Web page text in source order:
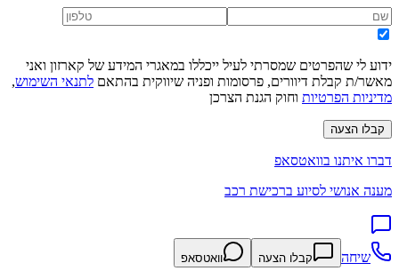
ידוע לי שהפרטים שמסרתי לעיל ייכללו במאגרי המידע של קארזון ואני
מאשר/ת קבלת דיוורים, פרסומות ופניה שיווקית בהתאם לתנאי השימוש,
מדיניות הפרטיות וחוק הגנת הצרכן
קבלו הצעה
דברו איתנו בוואטסאפ
מענה אנושי לסיוע ברכישת רכב
שיחה קבלו הצעה וואטסאפ